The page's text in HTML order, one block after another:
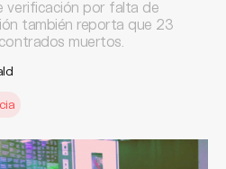
verificación por falta de
también reporta que 23
muertos.